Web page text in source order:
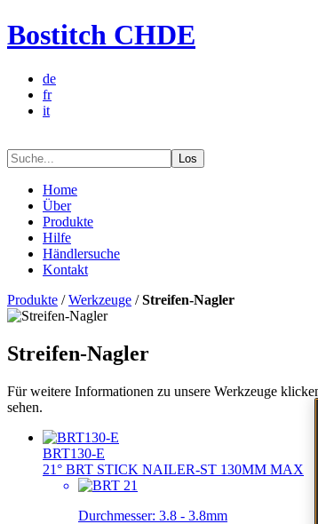
Bostitch CHDE
de
fr
it
Los
Home
Über
Produkte
Hilfe
Händlersuche
Kontakt
Produkte /Werkzeuge /Streifen-Nagler
Streifen-Nagler
Für weitere Informationen zu unsere Werkzeuge
sehen.
BRT130-E
21° BRT STICK NAILER-ST 130MM MAX
Durchmesser: 3.8 - 3.8mm